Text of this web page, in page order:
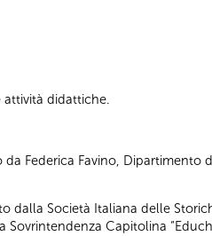
didattiche.
Federica Favino, Dipartimento
dalla Società Italiana delle
Capitolina